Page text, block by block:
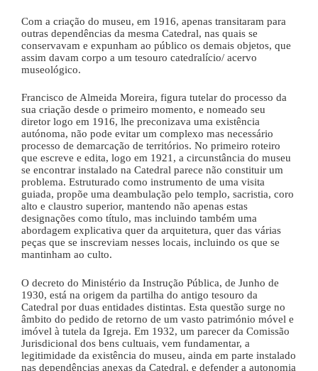
Com a criação do museu, em 1916, apenas transitaram para
outras dependências da mesma Catedral, nas quais se
conservavam e expunham ao público os demais objetos, que
assim davam corpo a um tesouro catedralício/ acervo
museológico.
Francisco de Almeida Moreira, figura tutelar do processo da
sua criação desde o primeiro momento, e nomeado seu
diretor logo em 1916, lhe preconizava uma existência
autónoma, não pode evitar um complexo mas necessário
processo de demarcação de territórios. No primeiro roteiro
que escreve e edita, logo em 1921, a circunstância do museu
se encontrar instalado na Catedral parece não constituir um
problema. Estruturado como instrumento de uma visita
guiada, propõe uma deambulação pelo templo, sacristia, coro
alto e claustro superior, mantendo não apenas estas
designações como título, mas incluindo também uma
abordagem explicativa quer da arquitetura, quer das várias
peças que se inscreviam nesses locais, incluindo os que se
mantinham ao culto.
O decreto do Ministério da Instrução Pública, de Junho de
1930, está na origem da partilha do antigo tesouro da
Catedral por duas entidades distintas. Esta questão surge no
âmbito do pedido de retorno de um vasto património móvel e
imóvel à tutela da Igreja. Em 1932, um parecer da Comissão
Jurisdicional dos bens cultuais, vem fundamentar, a
legitimidade da existência do museu, ainda em parte instalado
nas dependências anexas da Catedral, e defender a autonomia